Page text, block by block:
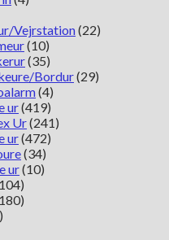
Vejrstation(22)
(10)
(35)
Bordur(29)
(4)
ur(419)
Ur(241)
ur(472)
(34)
ur(10)